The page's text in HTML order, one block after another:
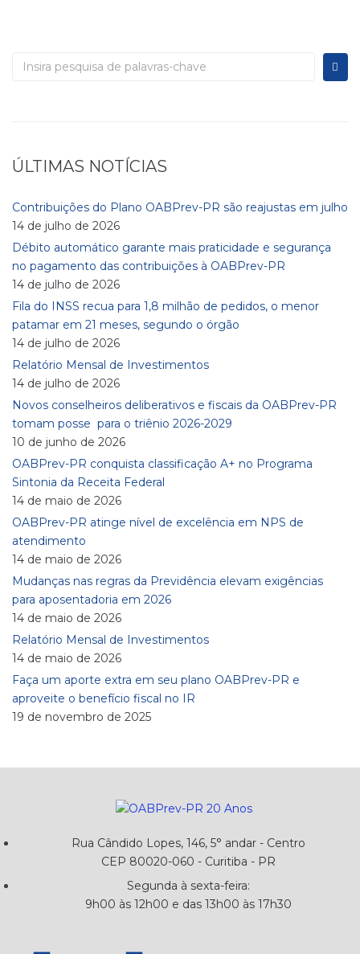
ÚLTIMAS NOTÍCIAS
Contribuições do Plano OABPrev-PR são reajustas em julho
14 de julho de 2026
Débito automático garante mais praticidade e segurança
no pagamento das contribuições à OABPrev-PR
14 de julho de 2026
Fila do INSS recua para 1,8 milhão de pedidos, o menor
patamar em 21 meses, segundo o órgão
14 de julho de 2026
Relatório Mensal de Investimentos
14 de julho de 2026
Novos conselheiros deliberativos e fiscais da OABPrev-PR
tomam posse para o triênio 2026-2029
10 de junho de 2026
OABPrev-PR conquista classificação A+ no Programa
Sintonia da Receita Federal
14 de maio de 2026
OABPrev-PR atinge nível de excelência em NPS de
atendimento
14 de maio de 2026
Mudanças nas regras da Previdência elevam exigências
para aposentadoria em 2026
14 de maio de 2026
Relatório Mensal de Investimentos
14 de maio de 2026
Faça um aporte extra em seu plano OABPrev-PR e
aproveite o benefício fiscal no IR
19 de novembro de 2025
Rua Cândido Lopes, 146, 5° andar - Centro
CEP 80020-060 - Curitiba - PR
Segunda à sexta-feira:
9h00 às 12h00 e das 13h00 às 17h30